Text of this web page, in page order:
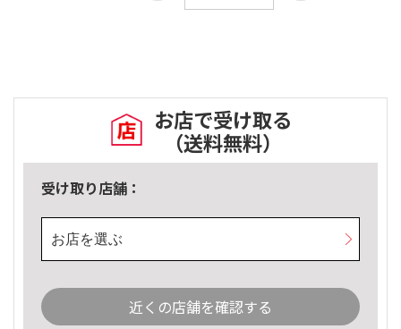
お店で受け取る
（送料無料）
受け取り店舗：
お店を選ぶ
近くの店舗を確認する